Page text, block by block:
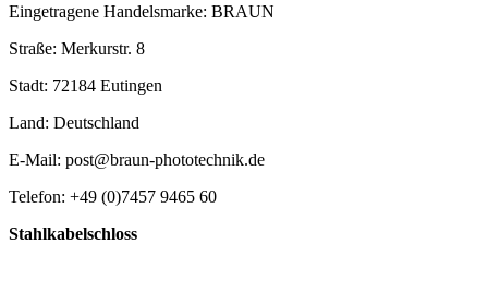
Eingetragene Handelsmarke: BRAUN
Straße: Merkurstr. 8
Stadt: 72184 Eutingen
Land: Deutschland
E-Mail: post@braun-phototechnik.de
Telefon: +49 (0)7457 9465 60
Stahlkabelschloss